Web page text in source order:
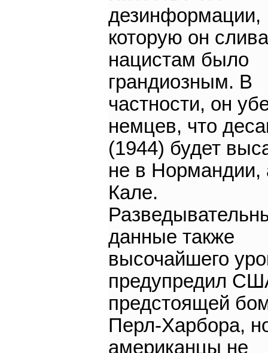
дезинформации,
которую он
нацистам было
грандиозным. В
частности, он
немцев, что
(1944) будет
не в Нормандии,
Кале.
данные также
высочайшего
предупредил
предстоящей
Перл-Харбора,
американцы не